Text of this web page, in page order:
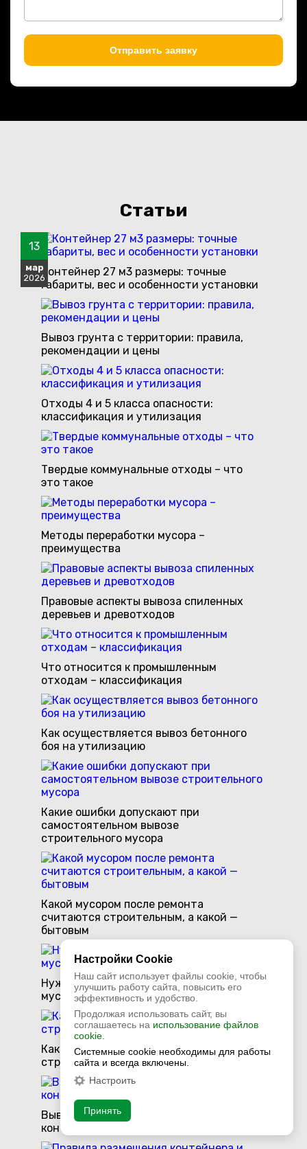
Отправить заявку
Статьи
05
июн
2026Контейнер 27 м3 размеры: точные
габариты, вес и особенности установки
04
июн
2026
Вывоз грунта с территории: правила,
рекомендации и цены
03
июн
2026
Отходы 4 и 5 класса опасности:
классификация и утилизация
02
июн
2026
Твердые коммунальные отходы – что
это такое
08
май
2026
Методы переработки мусора –
преимущества
07
май
2026
Правовые аспекты вывоза спиленных
деревьев и древотходов
06
май
2026
Что относится к промышленным
отходам – классификация
30
апр
2026
Как осуществляется вывоз бетонного
боя на утилизацию
07
апр
2026
Какие ошибки допускают при
самостоятельном вывозе
строительного мусора
06
апр
2026
Какой мусором после ремонта
считаются строительным, а какой —
бытовым
03
апр
2026
Нужно ли сортировать строительный
мусор перед вывозом
02
апр
2026
Как рассчитать объем контейнера для
строительного мусора перед заказом
18
мар
2026
Вывоз мусора на дачах: оптимальные
контейнеры и частота вывоза
17
мар
2026
13
мар
2026
Настройки Cookie
Наш сайт использует файлы cookie, чтобы
улучшить работу сайта, повысить его
эффективность и удобство.
Продолжая использовать сайт, вы
соглашаетесь на использование файлов
cookie.
Системные cookie необходимы для работы
сайта и всегда включены.
Настроить
Принять